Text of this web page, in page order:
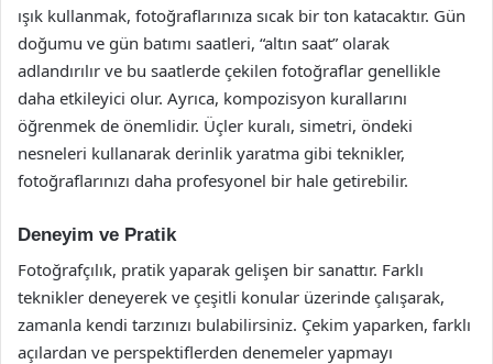
ışık kullanmak, fotoğraflarınıza sıcak bir ton katacaktır. Gün
doğumu ve gün batımı saatleri, “altın saat” olarak
adlandırılır ve bu saatlerde çekilen fotoğraflar genellikle
daha etkileyici olur. Ayrıca, kompozisyon kurallarını
öğrenmek de önemlidir. Üçler kuralı, simetri, öndeki
nesneleri kullanarak derinlik yaratma gibi teknikler,
fotoğraflarınızı daha profesyonel bir hale getirebilir.
Deneyim ve Pratik
Fotoğrafçılık, pratik yaparak gelişen bir sanattır. Farklı
teknikler deneyerek ve çeşitli konular üzerinde çalışarak,
zamanla kendi tarzınızı bulabilirsiniz. Çekim yaparken, farklı
açılardan ve perspektiflerden denemeler yapmayı